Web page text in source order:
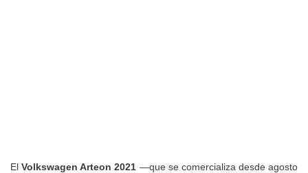
El Volkswagen Arteon 2021 —que se comercializa desde agosto